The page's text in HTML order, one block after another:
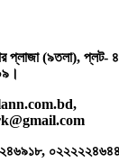
(৯তলা), প্লট-